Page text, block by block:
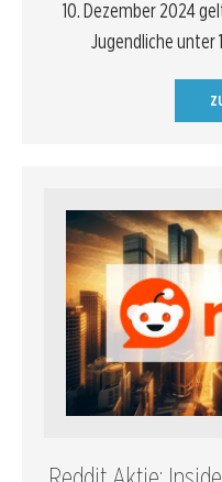
10. Dezember 2024
Jugendliche unter